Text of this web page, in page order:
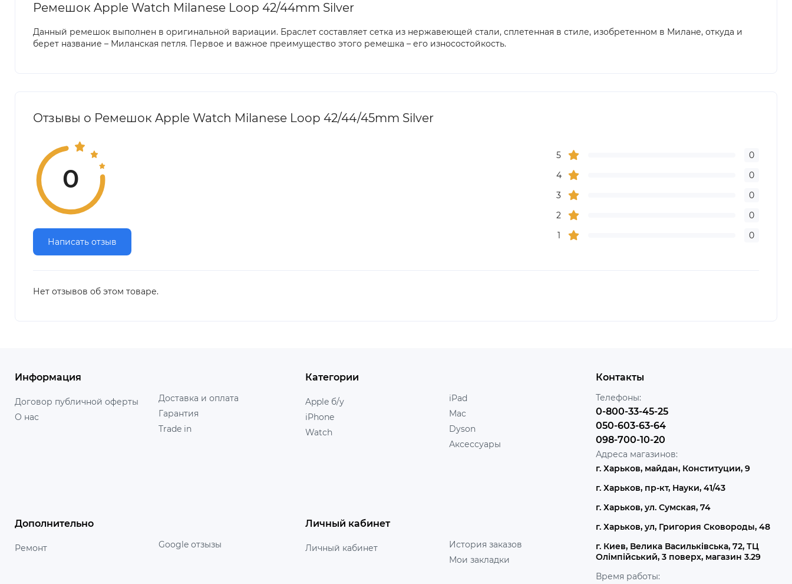
Ремешок Apple Watch Milanese Loop 42/44mm Silver
Данный ремешок выполнен в оригинальной вариации. Браслет составляет сетка из нержавеющей стали, сплетенная в стиле, изобретенном в Милане, откуда и
берет название – Миланская петля. Первое и важное преимущество этого ремешка – его износостойкость.
Отзывы о Ремешок Apple Watch Milanese Loop 42/44/45mm Silver
0
Написать отзыв
5
0
4
0
3
0
2
0
1
0
Нет отзывов об этом товаре.
Информация
Договор публичной оферты
О нас
Доставка и оплата
Гарантия
Trade in
Категории
Apple б/у
iPhone
Watch
iPad
Mac
Dyson
Аксессуары
Дополнительно
Ремонт Google отзызы
Личный кабинет
Личный кабинет
История заказов
Мои закладки
Контакты
Телефоны:
0-800-33-45-25
050-603-63-64
098-700-10-20
Адреса магазинов:
г. Харьков, майдан, Конституции, 9
г. Харьков, пр-кт, Науки, 41/43
г. Харьков, ул. Сумская, 74
г. Харьков, ул, Григория Сковороды, 48
г. Киев, Велика Васильківська, 72, ТЦ
Олімпійський, 3 поверх, магазин 3.29
Время работы: